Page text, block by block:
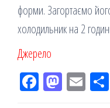
форми. Загортаємо
холодильник на 2
Джерело
Fac M Em